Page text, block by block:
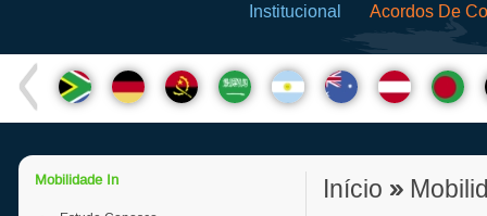
Institucional Acordos De
Mobilidade In Início »